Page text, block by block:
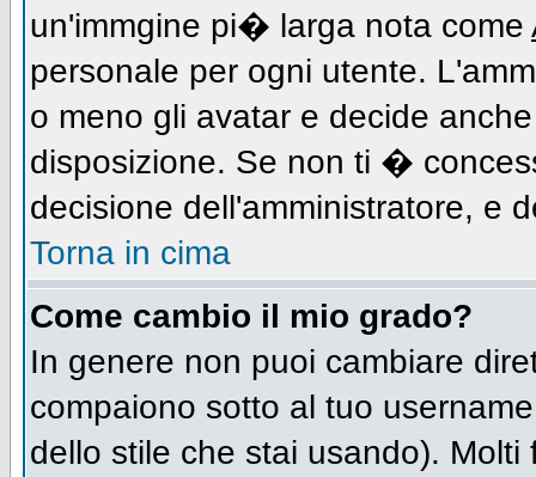
un'immgine pi� larga nota come
personale per ogni utente.
o meno gli avatar e decide
disposizione. Se non ti �
decisione dell'amministratore, e
Torna in cima
Come cambio il mio grado?
In genere non puoi cambiare
compaiono sotto al tuo
dello stile che stai usando).